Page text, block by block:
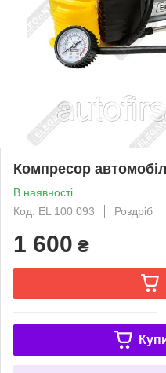
Компресор
В наявності
Код: EL 100 093
Роздріб
1 600 ₴